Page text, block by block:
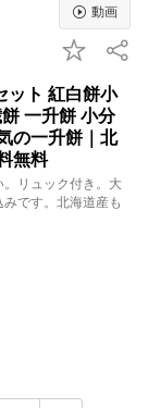
動画
ット 紅白餅小
一升餅 小分
の一升餅｜北
無料
リュック付き。大
です。北海道産も